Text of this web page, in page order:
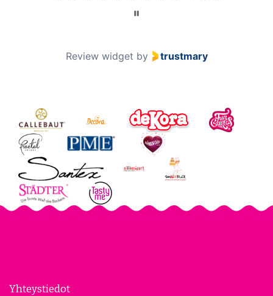
Review widget by trustmary
Yhteystiedot